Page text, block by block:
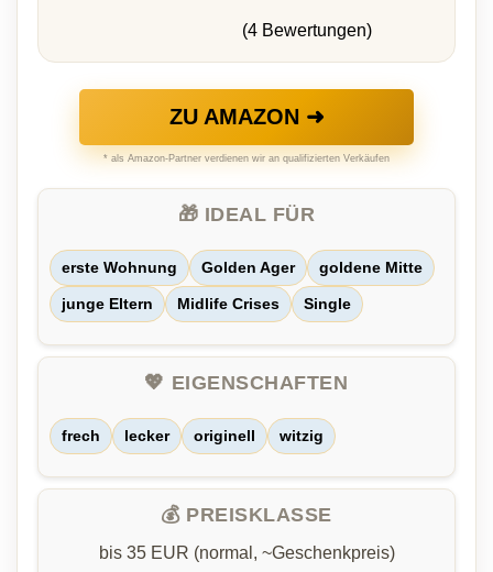
(4 Bewertungen)
ZU AMAZON ➜
* als Amazon-Partner verdienen wir an qualifizierten Verkäufen
🎁 IDEAL FÜR
erste Wohnung Golden Ager goldene Mitte
junge Eltern Midlife Crises Single
💖 EIGENSCHAFTEN
frech lecker originell witzig
💰 PREISKLASSE
bis 35 EUR (normal, ~Geschenkpreis)